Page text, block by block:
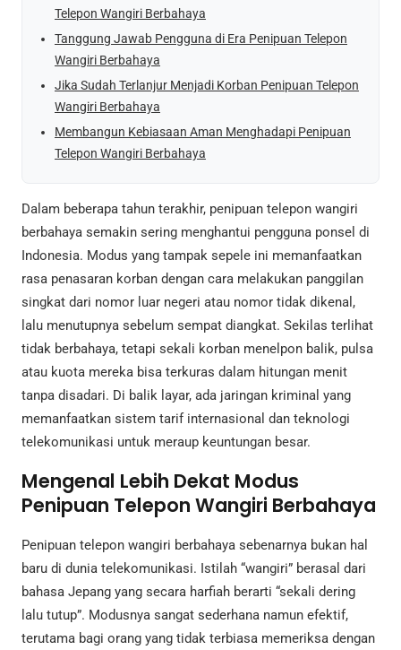
Telepon Wangiri Berbahaya
Tanggung Jawab Pengguna di Era Penipuan Telepon
Wangiri Berbahaya
Jika Sudah Terlanjur Menjadi Korban Penipuan Telepon
Wangiri Berbahaya
Membangun Kebiasaan Aman Menghadapi Penipuan
Telepon Wangiri Berbahaya
Dalam beberapa tahun terakhir, penipuan telepon wangiri
berbahaya semakin sering menghantui pengguna ponsel di
Indonesia. Modus yang tampak sepele ini memanfaatkan
rasa penasaran korban dengan cara melakukan panggilan
singkat dari nomor luar negeri atau nomor tidak dikenal,
lalu menutupnya sebelum sempat diangkat. Sekilas terlihat
tidak berbahaya, tetapi sekali korban menelpon balik, pulsa
atau kuota mereka bisa terkuras dalam hitungan menit
tanpa disadari. Di balik layar, ada jaringan kriminal yang
memanfaatkan sistem tarif internasional dan teknologi
telekomunikasi untuk meraup keuntungan besar.
Mengenal Lebih Dekat Modus
Penipuan Telepon Wangiri Berbahaya
Penipuan telepon wangiri berbahaya sebenarnya bukan hal
baru di dunia telekomunikasi. Istilah “wangiri” berasal dari
bahasa Jepang yang secara harfiah berarti “sekali dering
lalu tutup”. Modusnya sangat sederhana namun efektif,
terutama bagi orang yang tidak terbiasa memeriksa dengan